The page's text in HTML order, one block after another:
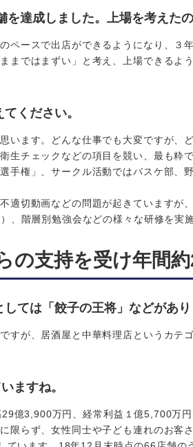
達成しました。上場を考えたの
ペースで出店ができるようになり、３
まではまずい」と考え、上場できる
ください。
います。どんな仕事でも大変ですが、
生チェックなどの項目を競い、最も粋
手権」、サークル活動ではバスケ部、
適切動画などの問題が起きていますが
、階層別勉強会などの様々な研修を実
の支持を受け年間
ては「餃子の王将」などがあり
すが、居酒屋と中華料理店というカテ
ますね。
億3,900万円、経常利益１億5,700万
限らず、女性同士や子ども連れのお